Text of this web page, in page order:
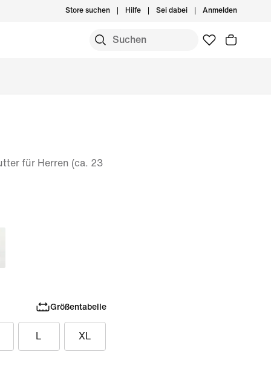
Store suchen Hilfe Sei dabei Anmelden
für Herren (ca. 23
Größentabelle
L XL